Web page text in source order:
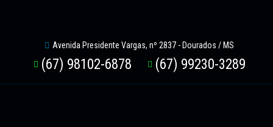
Avenida Presidente Vargas, nº 2837 - Dourados / MS
(67) 98102-6878 (67) 99230-3289